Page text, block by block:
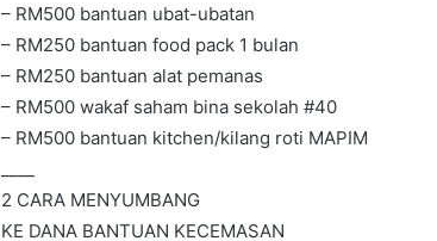
– RM500 bantuan ubat-ubatan
– RM250 bantuan food pack 1 bulan
– RM250 bantuan alat pemanas
– RM500 wakaf saham bina sekolah #40
– RM500 bantuan kitchen/kilang roti MAPIM
2 CARA MENYUMBANG
KE DANA BANTUAN KECEMASAN